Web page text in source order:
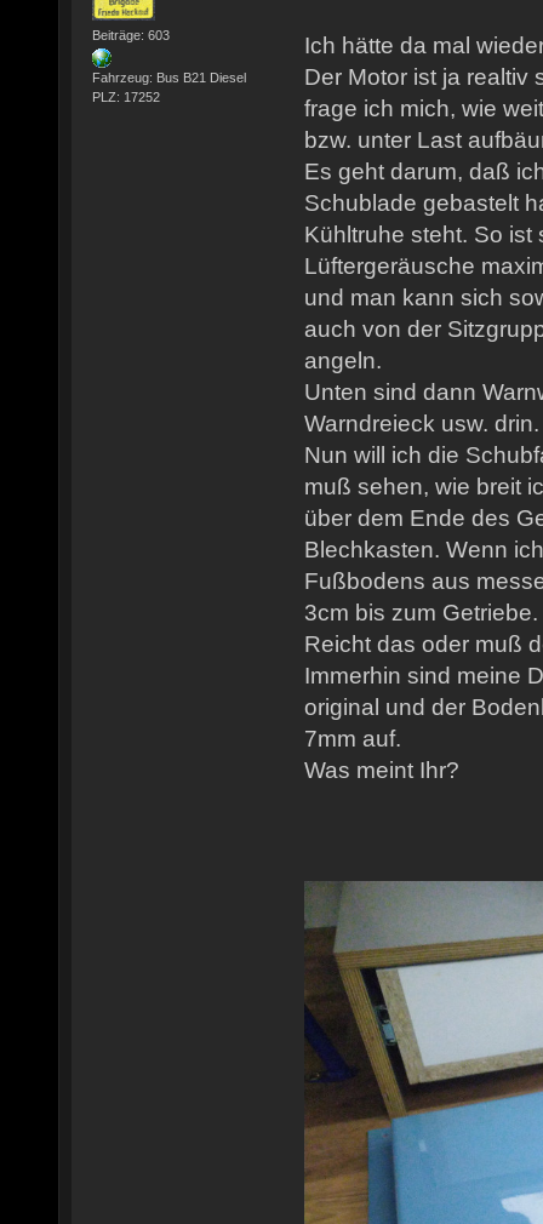
Beiträge: 603
Fahrzeug: Bus B21 Diesel
PLZ: 17252
Ich hätte da mal
Der Motor ist ja realtiv
frage ich mich, wie
bzw. unter Last
Es geht darum, daß
Schublade gebastelt
Kühltruhe steht. So ist
Lüftergeräusche
und man kann sich
auch von der
angeln.
Unten sind dann
Warndreieck usw. drin.
Nun will ich die
muß sehen, wie breit
über dem Ende des
Blechkasten. Wenn
Fußbodens aus
3cm bis zum Getriebe.
Reicht das oder muß
Immerhin sind meine
original und der
7mm auf.
Was meint Ihr?